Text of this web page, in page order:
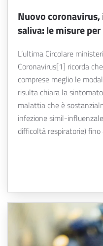
Nuovo
saliva: le misure
L’ultima Circolare
Coronavirus[1] ricorda
comprese meglio le
risulta chiara la
malattia che è
infezione simil-
difficoltà respiratorie)